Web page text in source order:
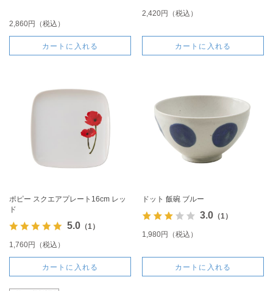
2,860円（税込）
カートに入れる
2,420円（税込）
カートに入れる
ポピー スクエアプレート16cm レッ
ド
5.0（1）
1,760円（税込）
カートに入れる
ドット 飯碗 ブルー
3.0（1）
1,980円（税込）
カートに入れる